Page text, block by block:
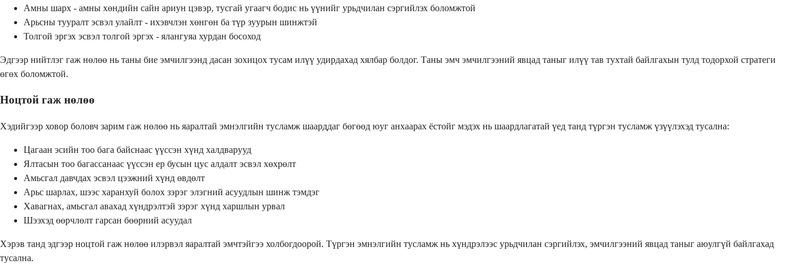
Амны шарх - амны хөндийн сайн ариун цэвэр, тусгай угаагч бодис нь үүнийг урьдчилан сэргийлэх боломжтой
Арьсны тууралт эсвэл улайлт - ихэвчлэн хөнгөн ба түр зуурын шинжтэй
Толгой эргэх эсвэл толгой эргэх - ялангуяа хурдан босоход
Эдгээр нийтлэг гаж нөлөө нь таны бие эмчилгээнд дасан зохицох тусам илүү удирдахад хялбар болдог. Таны эмч эмчилгээний явцад таныг илүү тав тухтай байлгахын тулд тодорхой стратеги
өгөх боломжтой.
Ноцтой гаж нөлөө
Хэдийгээр ховор боловч зарим гаж нөлөө нь яаралтай эмнэлгийн тусламж шаарддаг бөгөөд юуг анхаарах ёстойг мэдэх нь шаардлагатай үед танд түргэн тусламж үзүүлэхэд тусална:
Цагаан эсийн тоо бага байснаас үүссэн хүнд халдварууд
Ялтасын тоо багассанаас үүссэн ер бусын цус алдалт эсвэл хөхрөлт
Амьсгал давчдах эсвэл цээжний хүнд өвдөлт
Арьс шарлах, шээс харанхуй болох зэрэг элэгний асуудлын шинж тэмдэг
Хавагнах, амьсгал авахад хүндрэлтэй зэрэг хүнд харшлын урвал
Шээхэд өөрчлөлт гарсан бөөрний асуудал
Хэрэв танд эдгээр ноцтой гаж нөлөө илэрвэл яаралтай эмчтэйгээ холбогдоорой. Түргэн эмнэлгийн тусламж нь хүндрэлээс урьдчилан сэргийлэх, эмчилгээний явцад таныг аюулгүй байлгахад
тусална.